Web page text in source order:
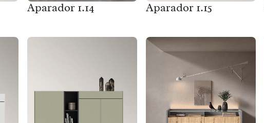
Aparador 1.14 Aparador 1.15